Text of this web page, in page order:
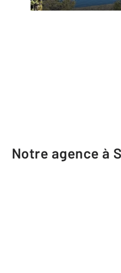
Notre agence à